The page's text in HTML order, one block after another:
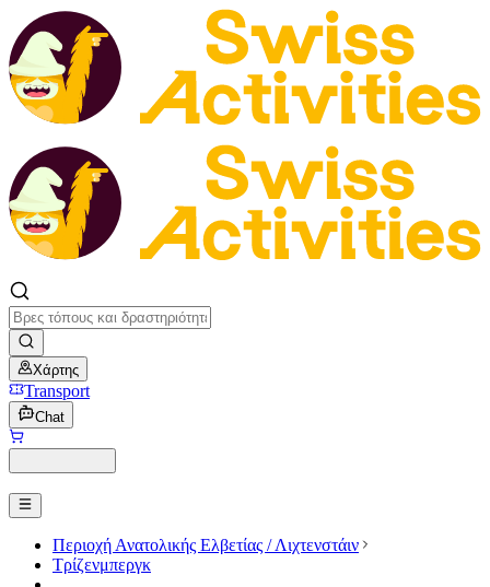
Χάρτης
Transport
Chat
Περιοχή Ανατολικής Ελβετίας / Λιχτενστάιν
Τρίζενμπεργκ